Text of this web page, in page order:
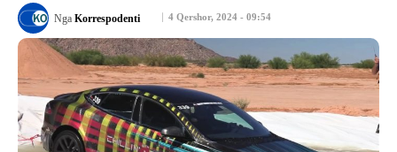
4 Qershor, 2024 - 09:54
Nga Korrespodenti